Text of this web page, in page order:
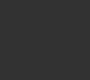
hàng loạt vào